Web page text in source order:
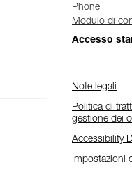
Phone
Modulo di
Accesso
Note legali
Politica di
gestione dei
Accessibility
Impostazioni